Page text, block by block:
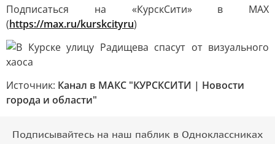
Подписаться на «КурскСити» в МАХ
(https://max.ru/kurskcityru)
Источник: Канал в МАКС "КУРСКСИТИ | Новости
города и области"
Подписывайтесь на наш паблик в Одноклассниках